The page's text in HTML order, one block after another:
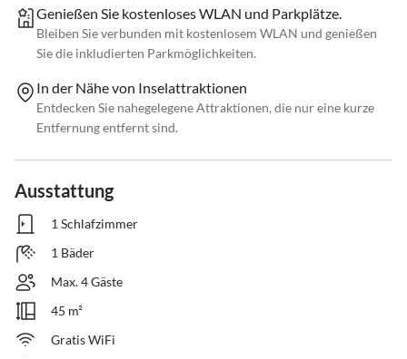
Genießen Sie kostenloses WLAN und Parkplätze.
Bleiben Sie verbunden mit kostenlosem WLAN und genießen
Sie die inkludierten Parkmöglichkeiten.
In der Nähe von Inselattraktionen
Entdecken Sie nahegelegene Attraktionen, die nur eine kurze
Entfernung entfernt sind.
Ausstattung
1 Schlafzimmer
1 Bäder
Max. 4 Gäste
45 m²
Gratis WiFi